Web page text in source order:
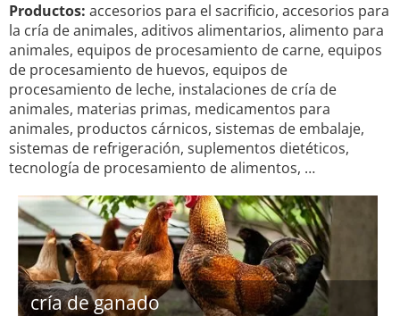
Productos: accesorios para el sacrificio, accesorios para
la cría de animales, aditivos alimentarios, alimento para
animales, equipos de procesamiento de carne, equipos
de procesamiento de huevos, equipos de
procesamiento de leche, instalaciones de cría de
animales, materias primas, medicamentos para
animales, productos cárnicos, sistemas de embalaje,
sistemas de refrigeración, suplementos dietéticos,
tecnología de procesamiento de alimentos, …
cría de ganado